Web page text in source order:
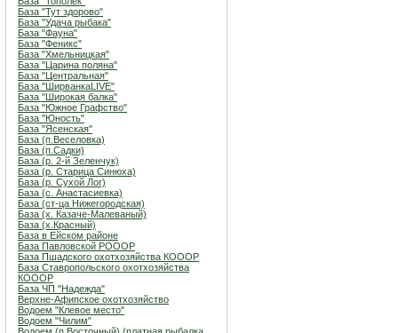
База "Тут здорово"
База "Удача рыбака"
База "Фауна"
База "Феникс"
База "Хмельницкая"
База "Царина поляна"
База "Центральная"
База "ШирванкаLIVE"
База "Широкая балка"
База "Южное Графство"
База "Юность"
База "Ясенская"
База (п.Веселовка)
База (п.Садки)
База (р. 2-й Зеленчук)
База (р. Старица Синюха)
База (р. Сухой Лог)
База (с. Анастасиевка)
База (ст-ца Нижегородская)
База (х. Казаче-Малеваный)
База (х.Красный)
База в Ейском районе
База Павловской РОООР
База Пшадского охотхозяйства КОООР
База Ставропольского охотхозяйства
КОООР
База ЧП "Надежда"
Верхне-Афипское охотхозяйство
Водоем "Клевое место"
Водоем "Чилим"